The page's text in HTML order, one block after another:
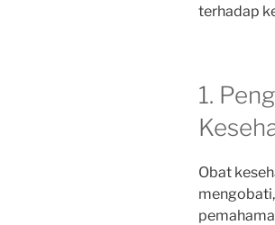
terhadap
1.
Obat